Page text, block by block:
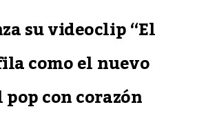
su videoclip “El
como el nuevo
con corazón